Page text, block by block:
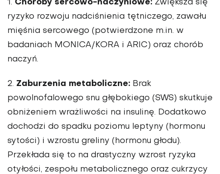
1. Choroby sercowo-naczyniowe: Zwiększa się
ryzyko rozwoju nadciśnienia tętniczego, zawału
mięśnia sercowego (potwierdzone m.in. w
badaniach MONICA/KORA i ARIC) oraz chorób
naczyń.
2. Zaburzenia metaboliczne: Brak
powolnofalowego snu głębokiego (SWS) skutkuje
obniżeniem wrażliwości na insulinę. Dodatkowo
dochodzi do spadku poziomu leptyny (hormonu
sytości) i wzrostu greliny (hormonu głodu).
Przekłada się to na drastyczny wzrost ryzyka
otyłości, zespołu metabolicznego oraz cukrzycy